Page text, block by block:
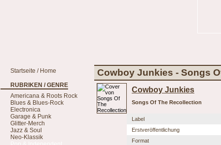
Startseite / Home
RUBRIKEN / GENRE
Americana & Roots Rock
Blues & Blues-Rock
Electronica
Garage & Punk
Glitter-Merch
Jazz & Soul
Neo-Klassik
Cowboy Junkies - Songs
Cowboy Junkies
Songs Of The Recollection
Label
Erstveröffentlichung
Format